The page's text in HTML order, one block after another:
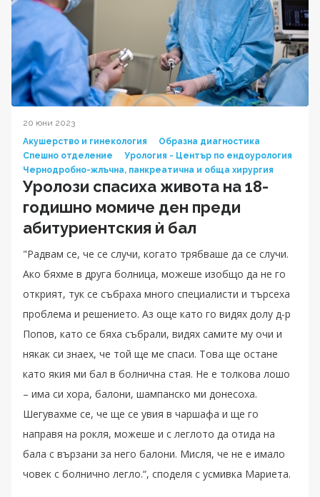
20 юни 2023
Акушерство и гинекология
Образна диагностика
Спешно отделение
Урология - Център по ендоурология
Чернодробно-жлъчна, панкреатична и обща хирургия
Уролози спасиха живота на 18-
годишнo момиче ден преди
абитуриентския ѝ бал
"Радвам се, че се случи, когато трябваше да се случи.
Ако бяхме в друга болница, можеше изобщо да не го
открият, тук се събраха много специалисти и търсеха
проблема и решението. Аз още като го видях долу д-р
Попов, като се бяха събрали, видях самите му очи и
някак си знаех, че той ще ме спаси. Това ще остане
като якия ми бал в болнична стая. Не е толкова лошо
– има си хора, балони, шампанско ми донесоха.
Шегувахме се, че ще се увия в чаршафа и ще го
направя на рокля, можеше и с леглото да отида на
бала с вързани за него балони. Мисля, че не е имало
човек с болнично легло.“, споделя с усмивка Мариета.